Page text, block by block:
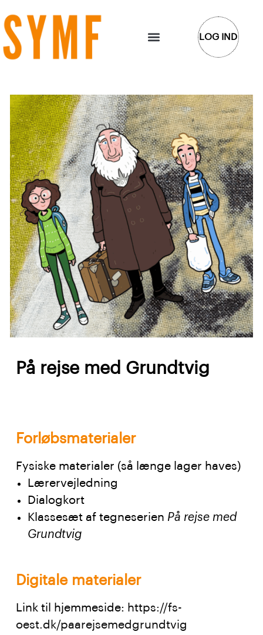
til
indholdet
LOG IND
På rejse med Grundtvig
Forløbsmaterialer
Fysiske materialer (så længe lager haves)
Lærervejledning
Dialogkort
Klassesæt af tegneserien På rejse med
Grundtvig
Digitale materialer
Link til hjemmeside: https://fs-
oest.dk/paarejsemedgrundtvig